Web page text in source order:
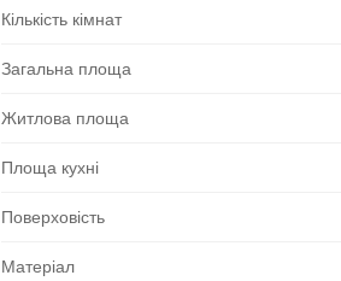
Кількість кімнат
Загальна площа
Житлова площа
Площа кухні
Поверховість
Матеріал